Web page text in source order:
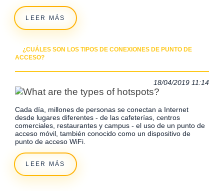
LEER MÁS
¿CUÁLES SON LOS TIPOS DE CONEXIONES DE PUNTO DE
ACCESO?
18/04/2019 11:14
Cada día, millones de personas se conectan a Internet
desde lugares diferentes - de las cafeterías, centros
comerciales, restaurantes y campus - el uso de un punto de
acceso móvil, también conocido como un dispositivo de
punto de acceso WiFi.
LEER MÁS